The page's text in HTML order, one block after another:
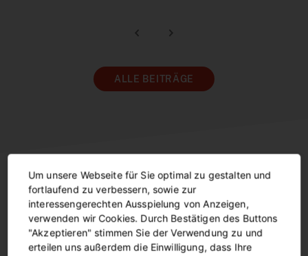
ALLE BEITRÄGE
LINIENNETZPLAN
Dortmund interaktiv entdecken.
Um unsere Webseite für Sie optimal zu gestalten und
fortlaufend zu verbessern, sowie zur
interessengerechten Ausspielung von Anzeigen,
verwenden wir Cookies. Durch Bestätigen des Buttons
"Akzeptieren" stimmen Sie der Verwendung zu und
erteilen uns außerdem die Einwilligung, dass Ihre